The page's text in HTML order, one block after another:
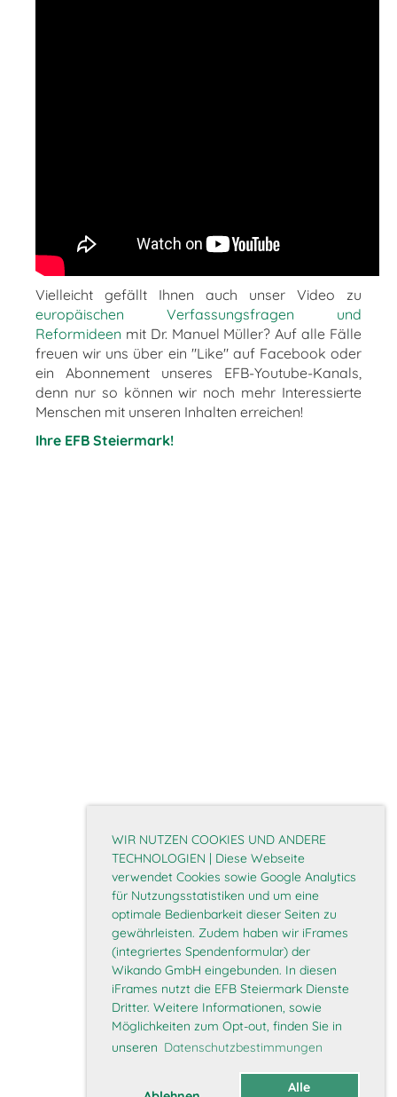
WIR NUTZEN COOKIES UND ANDERE
TECHNOLOGIEN | Diese Webseite
verwendet Cookies sowie Google Analytics
für Nutzungsstatistiken und um eine
optimale Bedienbarkeit dieser Seiten zu
gewährleisten. Zudem haben wir iFrames
(integriertes Spendenformular) der
Wikando GmbH eingebunden. In diesen
iFrames nutzt die EFB Steiermark Dienste
Dritter. Weitere Informationen, sowie
Möglichkeiten zum Opt-out, finden Sie in
unseren Datenschutzbestimmungen
Alle
Vielleicht gefällt Ihnen auch unser Video zu
europäischen Verfassungsfragen und
Reformideen mit Dr. Manuel Müller? Auf alle Fälle
freuen wir uns über ein "Like" auf Facebook oder
ein Abonnement unseres EFB-Youtube-Kanals,
denn nur so können wir noch mehr Interessierte
Menschen mit unseren Inhalten erreichen!
Ihre EFB Steiermark!